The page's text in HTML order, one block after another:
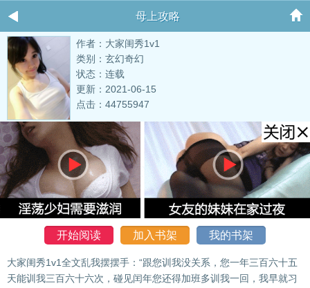
母上攻略
作者：大家闺秀1v1
类别：玄幻奇幻
状态：连载
更新：2021-06-15
点击：44755947
开始阅读 加入书架 我的书架
大家闺秀1v1全文乱我摆摆手：“跟您训我没关系，您一年三百六十五
天能训我三百六十六次，碰见闰年您还得加班多训我一回，我早就习